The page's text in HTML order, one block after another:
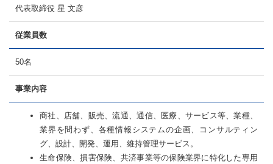
代表取締役 星 文彦
従業員数
50名
事業内容
商社、店舗、販売、流通、通信、医療、サービス等、業種、
業界を問わず、各種情報システムの企画、コンサルティン
グ、設計、開発、運用、維持管理サービス。
生命保険、損害保険、共済事業等の保険業界に特化した専用